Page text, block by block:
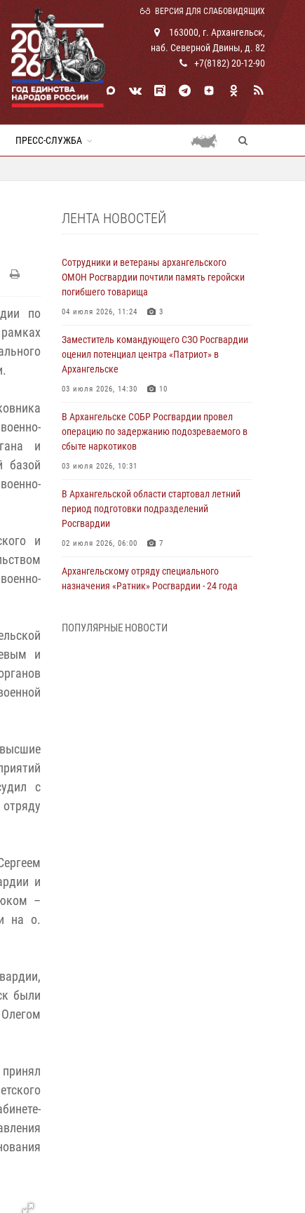
ВЕРСИЯ ДЛЯ СЛАБОВИДЯЩИХ
163000, г. Архангельск,
наб. Северной Двины, д. 82
+7(8182) 20-12-90
ПРЕСС-СЛУЖБА
по
и
базой
и
и
с
и
–
на о.
были
ЛЕНТА НОВОСТЕЙ
Сотрудники и ветераны архангельского
ОМОН Росгвардии почтили память геройски
погибшего товарища
04 июля 2026, 11:24 3
Заместитель командующего СЗО Росгвардии
оценил потенциал центра «Патриот» в
Архангельске
03 июля 2026, 14:30 10
В Архангельске СОБР Росгвардии провел
операцию по задержанию подозреваемого в
сбыте наркотиков
03 июля 2026, 10:31
В Архангельской области стартовал летний
период подготовки подразделений
Росгвардии
02 июля 2026, 06:00 7
Архангельскому отряду специального
назначения «Ратник» Росгвардии - 24 года
В Управлении Росгвардии по Архангельской
ПОПУЛЯРНЫЕ НОВОСТИ